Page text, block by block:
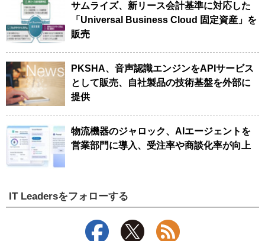
サムライズ、新リース会計基準に対応した
「Universal Business Cloud 固定資産」を
販売
PKSHA、音声認識エンジンをAPIサービス
として販売、自社製品の技術基盤を外部に
提供
物流機器のジャロック、AIエージェントを
営業部門に導入、受注率や商談化率が向上
IT Leadersをフォローする